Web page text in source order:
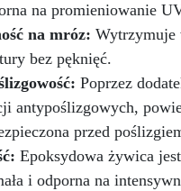
na promieniowanie
na mróz: Wytrzymuje
bez pęknięć.
Poprzez
antypoślizgowych,
przed
Epoksydowa żywica
i odporna na